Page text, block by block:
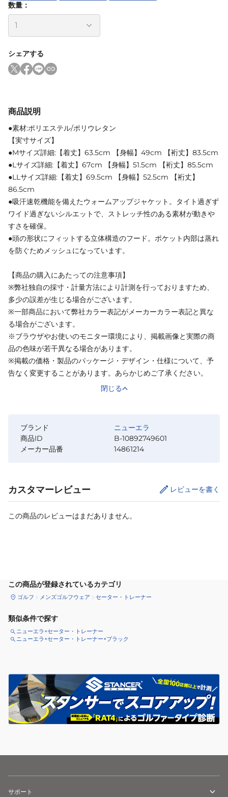
数量：
シェアする
商品説明
●素材:ポリエステル/ポリウレタン
【実寸サイズ】
●Mサイズ詳細:【着丈】63.5cm 【身幅】49cm 【裄丈】83.5cm
●Lサイズ詳細:【着丈】67cm 【身幅】51.5cm 【裄丈】85.5cm
●LLサイズ詳細:【着丈】69.5cm 【身幅】52.5cm 【裄丈】
86.5cm
●吸汗速乾機能を備えたウォームアップジャケット。タイト過ぎず
ワイド過ぎないシルエットで、ストレッチ性のある素材が動きや
すさを確保。
●頭の形状にフィットする立体構造のフード。ポケット内部は蒸れ
を防ぐためメッシュになっています。
【商品の購入にあたっての注意事項】
※弊社独自の採寸・計量方法により計測を行っておりますため、
多少の誤差が生じる場合がございます。
※一部商品において弊社カラー表記がメーカーカラー表記と異な
る場合がございます。
※ブラウザやお使いのモニター環境により、掲載画像と実際の商
品の色味が若干異なる場合があります。
※掲載の価格・製品のパッケージ・デザイン・仕様について、予
告なく変更することがあります。あらかじめご了承ください。
閉じる
ブランド
ニューエラ
商品ID
B-10892749601
メーカー品番
14861214
カスタマーレビュー レビューを書く
この商品のレビューはまだありません。
この商品が登録されているカテゴリ
ゴルフ メンズゴルフウェア セーター・トレーナー
類似条件で探す
ニューエラ×セーター・トレーナー
ニューエラ×セーター・トレーナー×ブラック
サポート